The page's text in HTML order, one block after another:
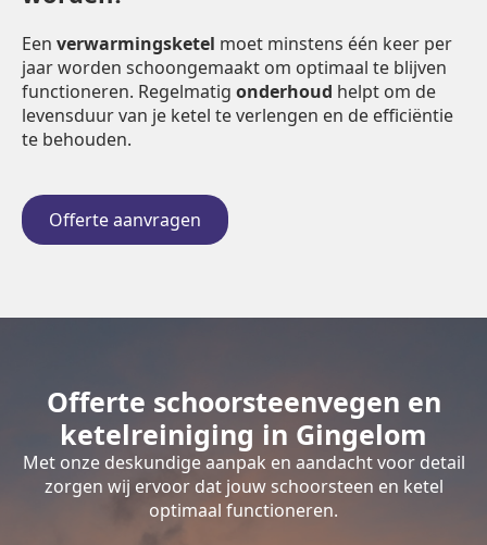
Een verwarmingsketel moet minstens één keer per
jaar worden schoongemaakt om optimaal te blijven
functioneren. Regelmatig onderhoud helpt om de
levensduur van je ketel te verlengen en de efficiëntie
te behouden.
Offerte aanvragen
Offerte schoorsteenvegen en
ketelreiniging in Gingelom
Met onze deskundige aanpak en aandacht voor detail
zorgen wij ervoor dat jouw schoorsteen en ketel
optimaal functioneren.